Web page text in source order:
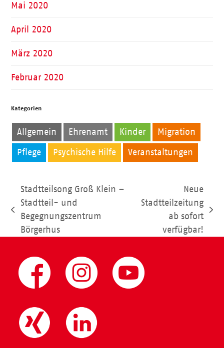
Mai 2020
April 2020
März 2020
Februar 2020
Kategorien
Allgemein Ehrenamt Kinder Migration
Pflege Psychische Hilfe Veranstaltungen
vorheriger
Beitrag:
Stadtteilsong Groß Klein –
Stadtteil- und
Begegnungszentrum
Börgerhus
Nächster
Beitrag:
Neue
Stadtteilzeitung
ab sofort
verfügbar!